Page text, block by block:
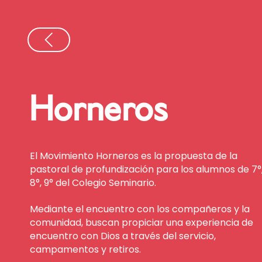
Horneros
El Movimiento Horneros es la propuesta de la
pastoral de profundización para los alumnos de
8°, 9° del Colegio Seminario.
Mediante el encuentro con los compañeros y la
comunidad, buscan propiciar una experiencia de
encuentro con Dios a través del servicio,
campamentos y retiros.